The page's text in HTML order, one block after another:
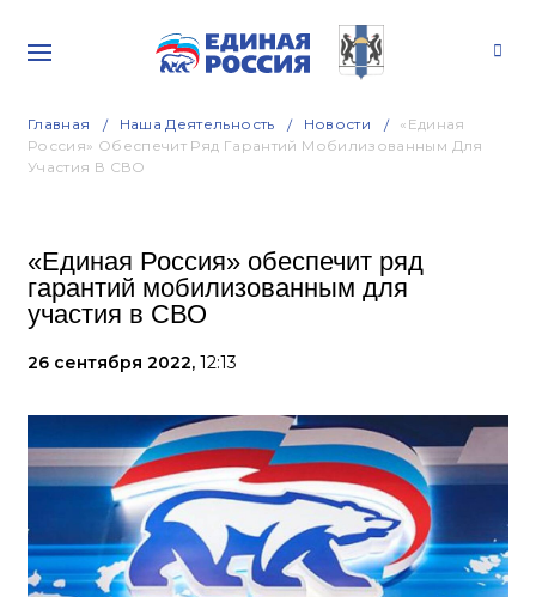
Главная Наша Деятельность Новости
«Единая
Россия» Обеспечит Ряд Гарантий Мобилизованным Для
Участия В СВО
«Единая Россия» обеспечит ряд
гарантий мобилизованным для
участия в СВО
26 сентября 2022, 12:13